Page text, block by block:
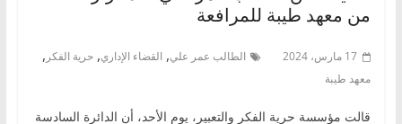
من معهد طيبة للمرافعة
17 مارس، 2024 الطالب عمر علي, القضاء الإداري, حرية الفكر ,
معهد طيبة
قالت مؤسسة حرية الفكر والتعبير، يوم الأحد، أن الدائرة السادسة